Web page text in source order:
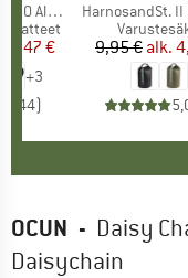
Brief
hinta
24,47 €
+3
44)
Tuote
HarnosandSt. II
9,95 € alk.
OCUN - Daisy
Daisychain